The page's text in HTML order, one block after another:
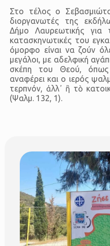
Στο τέλος ο
διοργανωτές της
Δήμο Λαυρεωτικής για
κατασκηνωτικές του
όμορφο είναι να ζούν
μεγάλοι, με αδελφική
σκέπη του Θεού, όπως
αναφέρει και ο ιερός
τερπνόν, ἀλλ᾿ ἢ τὸ
(Ψαλμ. 132, 1).